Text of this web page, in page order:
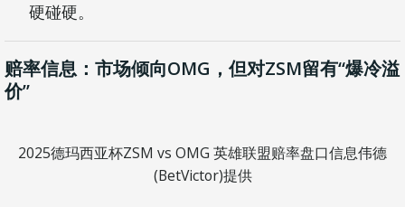
硬碰硬。
赔率信息：市场倾向OMG，但对ZSM留有“爆冷溢
价”
2025德玛西亚杯ZSM vs OMG 英雄联盟赔率盘口信息伟德
(BetVictor)提供